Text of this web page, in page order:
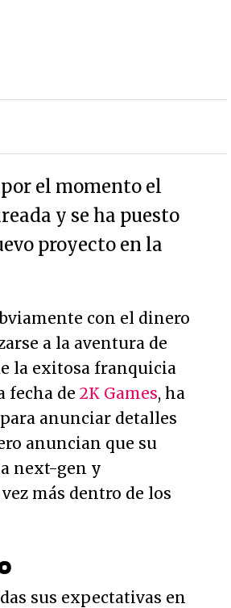
el momento el
y se ha puesto
proyecto en la
con el dinero
a la aventura de
la exitosa franquicia
fecha de 2K Games, ha
anunciar detalles
anuncian que su
next-gen y
más dentro de los
sus expectativas en